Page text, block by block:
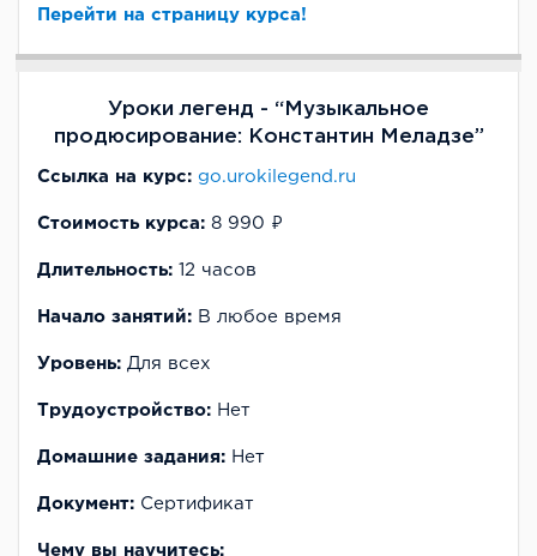
Перейти на страницу курса!
Уроки легенд - “Музыкальное
продюсирование: Константин Меладзе”
Ссылка на курс: go.urokilegend.ru
Стоимость курса: 8 990 ₽
Длительность: 12 часов
Начало занятий: В любое время
Уровень: Для всех
Трудоустройство: Нет
Домашние задания: Нет
Документ: Cертификат
Чему вы научитесь: